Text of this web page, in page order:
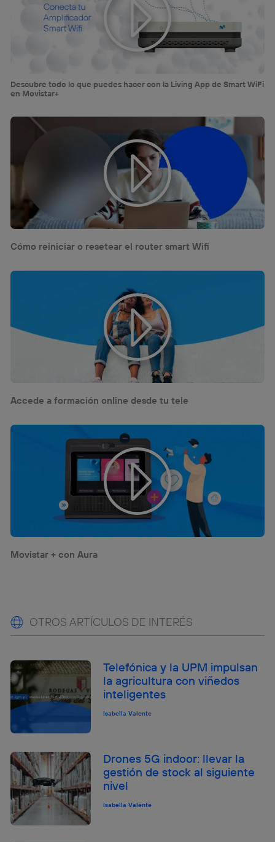
Descubre todo lo que puedes hacer con la Living App de Smart WiFi
en Movistar+
Cómo reiniciar o resetear el router smart Wifi
Accede a formación online desde tu tele
Movistar + con Aura
OTROS ARTÍCULOS DE INTERÉS
Telefónica y la UPM impulsan
la agricultura con viñedos
inteligentes
Isabella Valente
Drones 5G indoor: llevar la
gestión de stock al siguiente
nivel
Isabella Valente